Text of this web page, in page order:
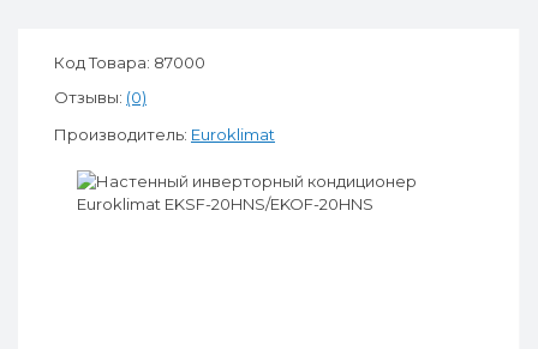
Код Товара: 87000
Отзывы: (0)
Производитель: Euroklimat